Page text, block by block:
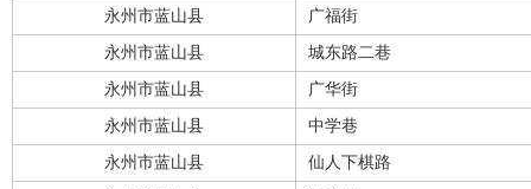
永州市蓝山县 广福街
永州市蓝山县 城东路二巷
永州市蓝山县 广华街
永州市蓝山县 中学巷
永州市蓝山县 仙人下棋路